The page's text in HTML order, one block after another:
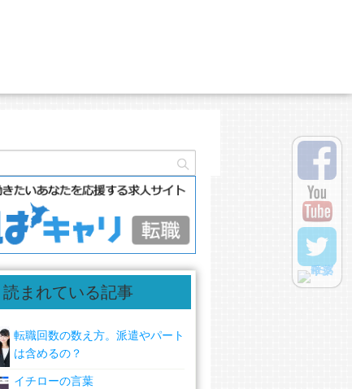
読まれている記事
転職回数の数え方。派遣やパート
は含めるの？
イチローの言葉